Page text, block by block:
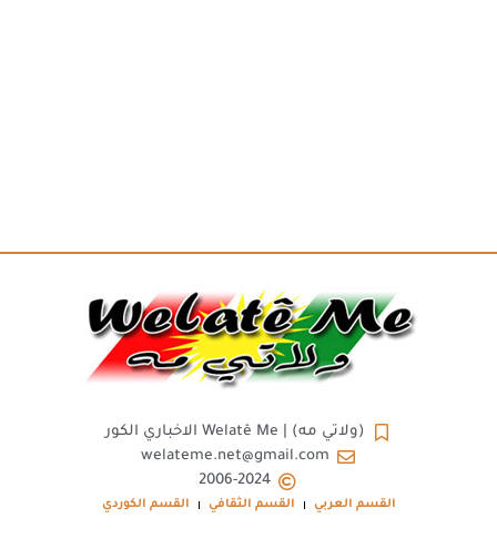
(ولاتي مه) | Welatê Me الاخباري الكور
welateme.net@gmail.com
2006-2024
القسم العربي القسم الثقافي القسم الكوردي